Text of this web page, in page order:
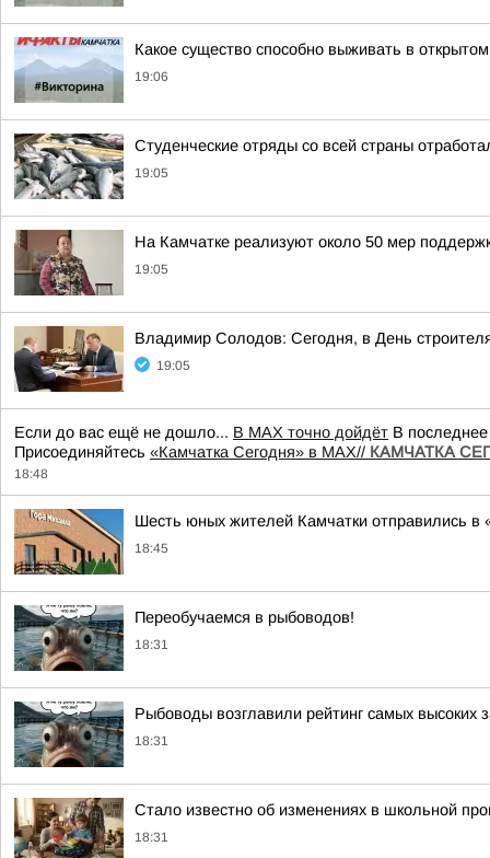
Какое существо способно выживать в
19:06
Студенческие отряды со всей страны
19:05
На Камчатке реализуют около 50 мер
19:05
Владимир Солодов: Сегодня, в День
19:05
Если до вас ещё не дошло... В MAX точно дойдёт В
Присоединяйтесь «Камчатка Сегодня» в MAX// КАМЧАТКА
18:48
Шесть юных жителей Камчатки отправились в
18:45
Переобучаемся в рыбоводов!
18:31
Рыбоводы возглавили рейтинг самых высоких
18:31
Стало известно об изменениях в школьной
18:31